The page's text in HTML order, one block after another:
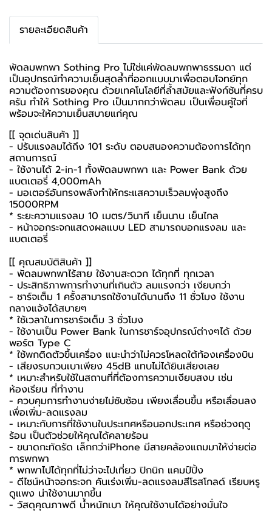
รายละเอียดสินค้า
พัดลมพกพา Sothing Pro ไม่ใช่แค่พัดลมพกพาธรรมดา แต่
เป็นอุปกรณ์ทำความเย็นสุดล้ำที่ออกแบบมาเพื่อตอบโจทย์ทุก
ความต้องการของคุณ ด้วยเทคโนโลยีที่ล้ำสมัยและฟังก์ชันที่ครบ
ครัน ทำให้ Sothing Pro เป็นมากกว่าพัดลม เป็นเพื่อนคู่ใจที่
พร้อมจะให้ความเย็นสบายแก่คุณ
[[ จุดเด่นสินค้า ]]
- ปรับแรงลมได้ถึง 101 ระดับ ตอบสนองความต้องการได้ทุก
สถานการณ์
- ใช้งานได้ 2-in-1 ทั้งพัดลมพกพา และ Power Bank ด้วย
แบตเตอรี่ 4,000mAh
- มอเตอร์อันทรงพลังทำให้กระแสความเร็วลมพุ่งสูงถึง
15000RPM
* ระยะความแรงลม 10 เมตร/วินาที เย็นนาน เย็นไกล
- หน้าจอกระจกแสดงผลแบบ LED สามารถบอกแรงลม และ
แบตเตอรี่
[[ คุณสมบัติสินค้า ]]
- พัดลมพกพาไร้สาย ใช้งานสะดวก ได้ทุกที่ ทุกเวลา
- ประสิทธิภาพการทำงานที่เกินตัว ลมแรงกว่า เงียบกว่า
- ชาร์จเต็ม 1 ครั้งสามารถใช้งานได้นานถึง 11 ชั่วโมง ใช้งาน
กลางแจ้งได้สบายๆ
* ใช้เวลาในการชาร์จเต็ม 3 ชั่วโมง
- ใช้งานเป็น Power Bank ในการชาร์จอุปกรณ์ต่างๆได้ ด้วย
พอร์ต Type C
* ใช้พกติดตัวขึ้นเครื่อง แนะนำว่าไม่ควรโหลดใต้ท้องเครื่องบิน
- เสียงรบกวนเบาเพียง 45dB แทบไม่ได้ยินเสียงเลย
* เหมาะสำหรับใช้ในสถานที่ที่ต้องการความเงียบสงบ เช่น
ห้องเรียน ที่ทำงาน
- ควบคุมการทำงานง่ายไม่ซับซ้อน เพียงเลื่อนขึ้น หรือเลื่อนลง
เพื่อเพิ่ม-ลดแรงลม
- เหมาะกับการที่ใช้งานในประเทศหรือนอกประเทศ หรือช่วงฤดู
ร้อน เป็นตัวช่วยให้คุณได้คลายร้อน
- ขนาดกะทัดรัด เล็กกว่าiPhone มีสายคล้องแถมมาให้ง่ายต่อ
การพกพา
* พกพาไปได้ทุกที่ไม่ว่าจะไปเที่ยว ปิกนิก แคมป์ปิ้ง
- ดีไซน์หน้าจอกระจก คันเร่งเพิ่ม-ลดแรงลมสีโรสโกลด์ เรียบหรู
ดูแพง น่าใช้งานมากขึ้น
- วัสดุคุณภาพดี น้ำหนักเบา ให้คุณใช้งานได้อย่างมั่นใจ